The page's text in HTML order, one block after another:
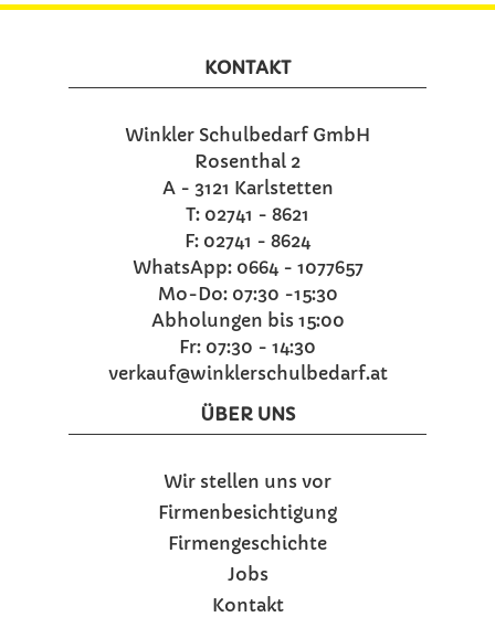
KONTAKT
Winkler Schulbedarf GmbH
Rosenthal 2
A - 3121 Karlstetten
T: 02741 - 8621
F: 02741 - 8624
WhatsApp: 0664 - 1077657
Mo-Do: 07:30 -15:30
Abholungen bis 15:00
Fr: 07:30 - 14:30
verkauf@winklerschulbedarf.at
ÜBER UNS
Wir stellen uns vor
Firmenbesichtigung
Firmengeschichte
Jobs
Kontakt